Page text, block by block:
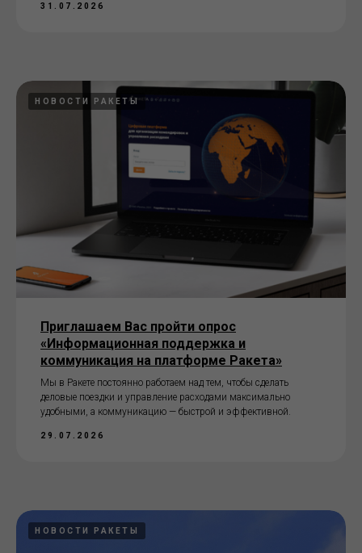
31.07.2026
НОВОСТИ РАКЕТЫ
Приглашаем Вас пройти опрос
«Информационная поддержка и
коммуникация на платформе Ракета»
Мы в Ракете постоянно работаем над тем, чтобы сделать
деловые поездки и управление расходами максимально
удобными, а коммуникацию — быстрой и эффективной.
29.07.2026
НОВОСТИ РАКЕТЫ